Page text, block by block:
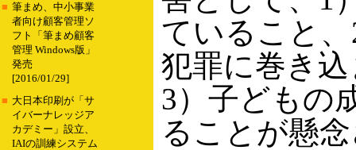
■ 筆まめ、中小事業
者向け顧客管理ソ
フト「筆まめ顧客
管理 Windows版」
発売
[2016/01/29]
■ 大日本印刷が「サ
イバーナレッジア
カデミー」設立、
IAIの訓練システム
ていること
犯罪に巻き
3）子どもの
ることが懸